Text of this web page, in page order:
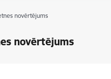
novērtējums
novērtējums